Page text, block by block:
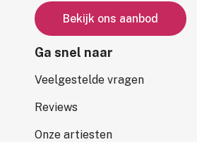
Bekijk ons aanbod
Ga snel naar
Veelgestelde vragen
Reviews
Onze artiesten